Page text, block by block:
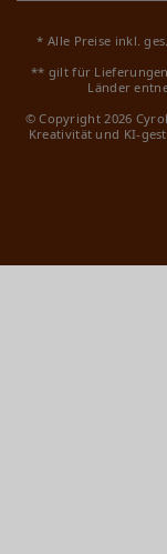
* Alle Preise inkl.
** gilt für
Länder
© Copyright 2026
Kreativität und KI-